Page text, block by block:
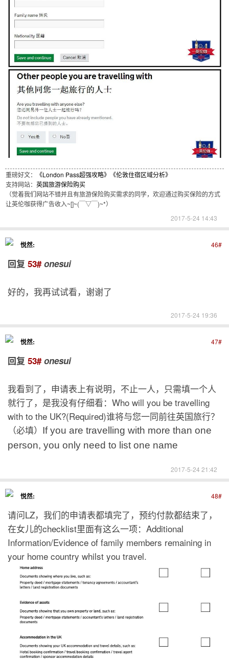
重磅好文： 《London Pass超强攻略》
《伦敦住宿区域分析》
支持网站： 英国旅游保险购买
（觉着我们网站不错并且有旅游保险购买需求的同学，欢迎通过购买保险的方式
让英伦咖获得广告收入~[]~(￣▽￣)~*）
2017-5-24 14:43
46#
悦然:
回复 53# onesui
好的，我再试试看，谢谢了
2017-5-24 19:36
47#
悦然:
回复 53# onesui
我看到了，申请表上有说明，不止一人，只需填一个人
就行了，是我没有仔细看：Who will you be travelling
with to the UK?(Required)谁将与您一同前往英国旅行？
（必填） If you are travelling with more than one
person, you only need to list one name
2017-5-24 21:42
48#
悦然:
请问LZ，我们的申请表都填完了，预约付款都结束了，
在女儿的checklist里面有这么一项：Additional
Information/Evidence of family members remaining in
your home country whilst you travel.